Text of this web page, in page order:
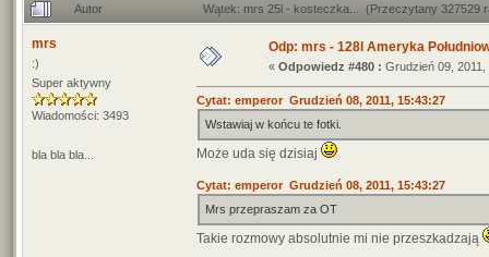
Autor Wątek: mrs 25l - kosteczka... (Przeczytany 327529
mrs
:)
Super aktywny
Wiadomości: 3493
bla bla bla...
Odp: mrs - 128l Ameryka
« Odpowiedz #480 : Grudzień 09, 2011,
Cytat: emperor Grudzień 08, 2011, 15:43:27
Wstawiaj w końcu te fotki.
Może uda się dzisiaj
Cytat: emperor Grudzień 08, 2011, 15:43:27
Mrs przepraszam za OT
Takie rozmowy absolutnie mi nie przeszkadzają